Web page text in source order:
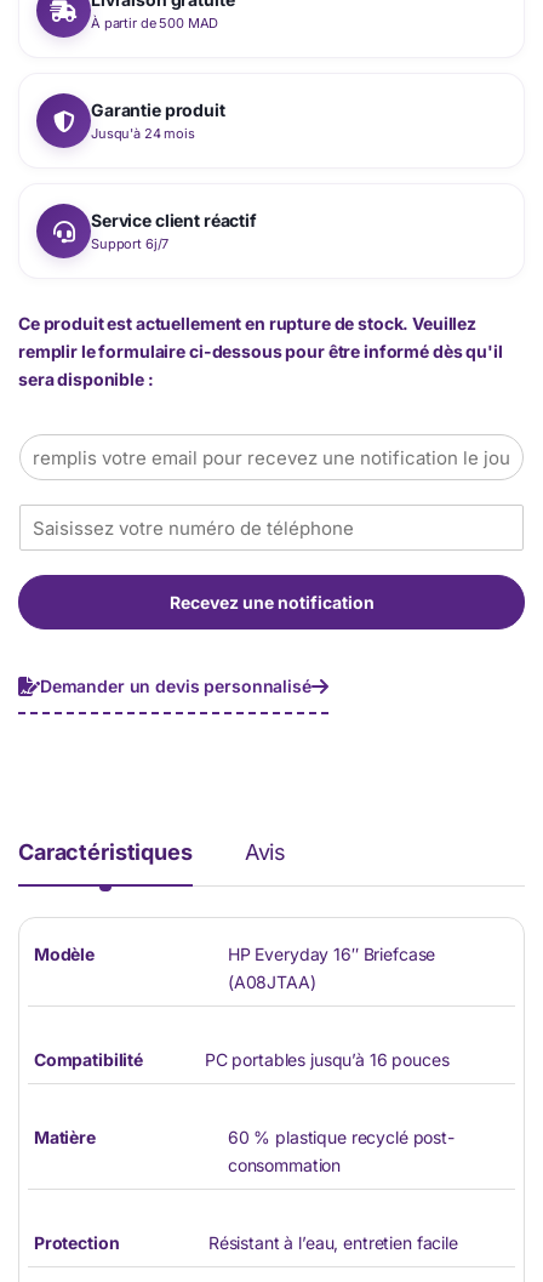
À partir de 500 MAD
Garantie produit
Jusqu'à 24 mois
Service client réactif
Support 6j/7
Ce produit est actuellement en rupture de stock. Veuillez
remplir le formulaire ci-dessous pour être informé dès qu'il
sera disponible :
E
m
é
p
n
e
Recevez une notification
Demander un devis personnalisé
Caractéristiques Avis
Modèle
HP Everyday 16″ Briefcase
(A08JTAA)
Compatibilité PC portables jusqu’à 16 pouces
Matière
60 % plastique recyclé post-
consommation
Protection Résistant à l’eau, entretien facile